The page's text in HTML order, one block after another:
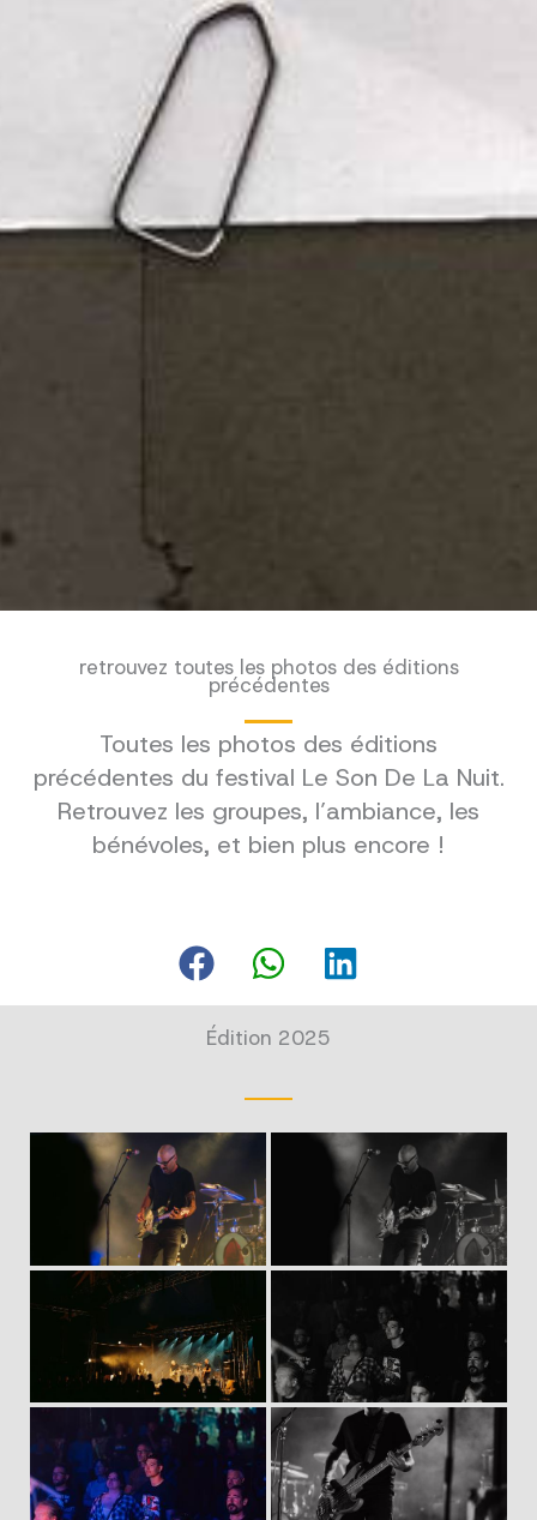
retrouvez toutes les photos des éditions
précédentes
Toutes les photos des éditions
précédentes du festival Le Son De La Nuit.
Retrouvez les groupes, l’ambiance, les
bénévoles, et bien plus encore !
Édition 2025